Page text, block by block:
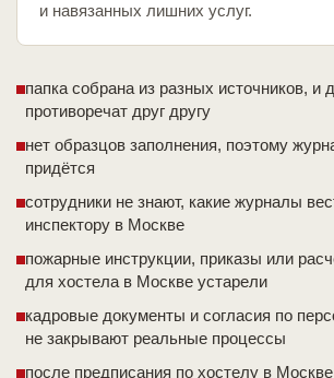
и навязанных лишних услуг.
папка собрана из разных источников, и
противоречат друг другу
нет образцов заполнения, поэтому
придётся
сотрудники не знают, какие журналы
инспектору в Москве
пожарные инструкции, приказы или
для хостела в Москве устарели
кадровые документы и согласия по
не закрывают реальные процессы
после предписания по хостелу в Москве